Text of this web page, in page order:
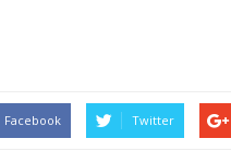
Facebook Twitter